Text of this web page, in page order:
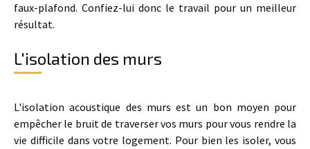
faux-plafond. Confiez-lui donc le travail pour un meilleur
résultat.
L'isolation des murs
L'isolation acoustique des murs est un bon moyen pour
empêcher le bruit de traverser vos murs pour vous rendre la
vie difficile dans votre logement. Pour bien les isoler, vous